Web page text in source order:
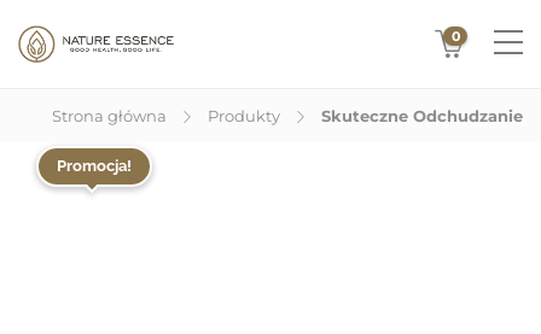
0
Strona główna Produkty Skuteczne Odchudzanie
Promocja!